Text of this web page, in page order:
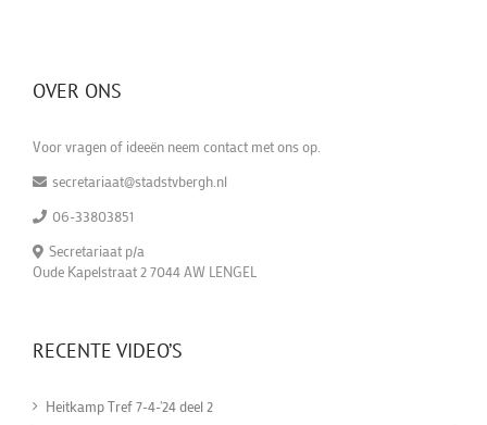
OVER ONS
Voor vragen of ideeën neem contact met ons op.
secretariaat@stadstvbergh.nl
06-33803851
Secretariaat p/a
Oude Kapelstraat 2 7044 AW LENGEL
RECENTE VIDEO’S
Heitkamp Tref 7-4-'24 deel 2